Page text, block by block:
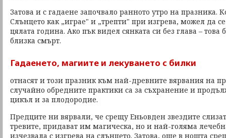
Затова и с гадаене започвало ранното утро на празника.
Слънцето как „играе" и „трепти" при изгрева, можел да
цялата година. Ако пък видел сянката си без глава – това
близка смърт.
Гадаенето, магиите и лекуването с билки
отнасят и този празник към най-древните вярвания на
случайно обредните практики са за съхранение и
цикъл и за плодородие.
Предците ни вярвали, че срещу Еньовден звездите
тревите, придават им магическа, но и най-голяма
изчезвала с изгрева на слънцето. Затова, още в нощта